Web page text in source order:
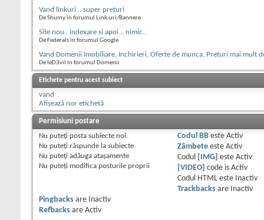
Vand linkuri .. super preturi
De Shumy în forumul Link-uri/Bannere
Site nou.. indexare si apoi .. nimic..
De Federals în forumul Google
Vand Domenii Imobiliare, Inchirieri, Oferte de munca, Preturi mai mult
De IeD3vil în forumul Domenii
Etichete pentru acest subiect
vand
Afișează nor etichetă
Permisiuni postare
Nu puteţi posta subiecte noi.
Nu puteţi răspunde la subiecte
Nu puteţi adăuga ataşamente
Nu puteţi modifica posturile proprii
Codul BBeste Activ
Zâmbeteeste Activ
Codul
[IMG] este Activ
[VIDEO]
code is Activ
Codul HTML este
Inactiv
Trackbacksare
Inactiv
Pingbacks are
Inactiv
Refbacks are Activ